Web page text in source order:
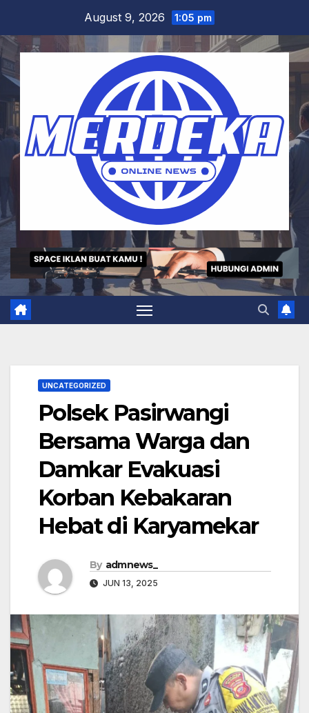
content
August 9, 2026 1:05 pm
UNCATEGORIZED
Polsek Pasirwangi
Bersama Warga dan
Damkar Evakuasi
Korban Kebakaran
Hebat di Karyamekar
By admnews_
JUN 13, 2025